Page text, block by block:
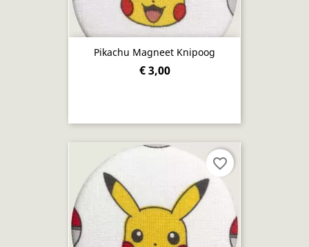
Pikachu Magneet Knipoog
€ 3,00
favorite_border